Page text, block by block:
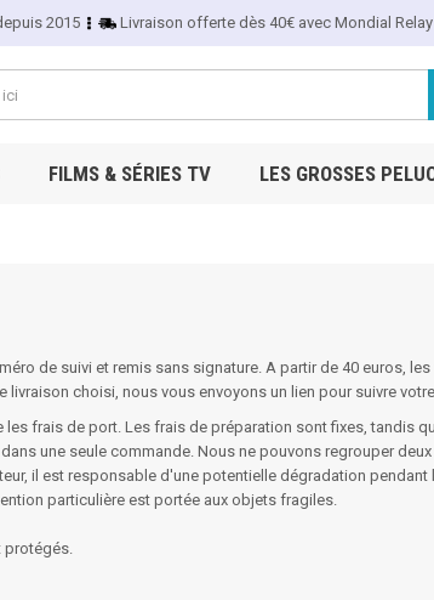
2015 Livraison offerte dès 40€ avec Mondial Relay
FILMS & SÉRIES TV LES GROSSES
de suivi et remis sans signature. A partir de 40 euros,
choisi, nous vous envoyons un lien pour suivre
frais de port. Les frais de préparation sont fixes, tandis
une seule commande. Nous ne pouvons regrouper
il est responsable d'une potentielle dégradation
particulière est portée aux objets fragiles.
protégés.